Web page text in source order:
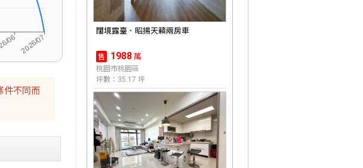
件不同而
闊境露臺．昭揚天籟兩房車
售 1988 萬
桃園市桃園區
坪數：35.17 坪